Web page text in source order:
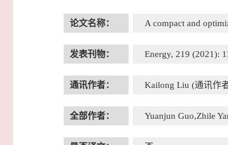
论文名称： A compact and
发表刊物： Energy, 219 (2021):
通讯作者： Kailong Liu (通讯作
全部作者： Yuanjun Guo,Zhile